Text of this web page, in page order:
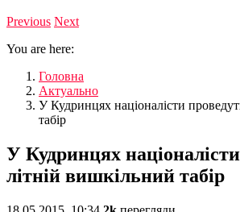
Previous Next
You are here:
Головна
Актуально
У Кудринцях націоналісти
табір
У Кудринцях
літній вишкільний табір